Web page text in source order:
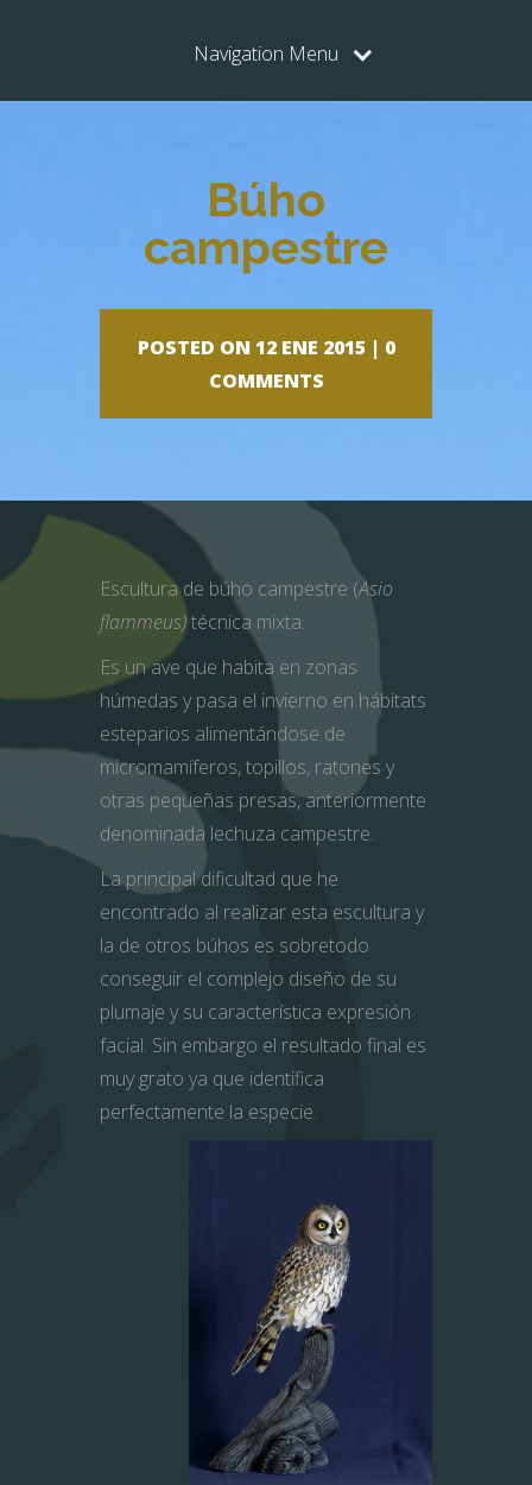
Navigation Menu
Búho
campestre
POSTED ON 12 ENE 2015 | 0
COMMENTS
Escultura de búho campestre (Asio
flammeus)técnica mixta.
Es un ave que habita en zonas
húmedas y pasa el invierno en hábitats
esteparios alimentándose de
micromamíferos, topillos, ratones y
otras pequeñas presas, anteriormente
denominada lechuza campestre.
La principal dificultad que he
encontrado al realizar esta escultura y
la de otros búhos es sobretodo
conseguir el complejo diseño de su
plumaje y su característica expresión
facial. Sin embargo el resultado final es
muy grato ya que identifica
perfectamente la especie.